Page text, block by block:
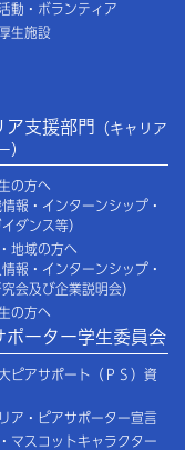
動・ボランティア
生施設
ア支援部門
（キャリア
）
の方へ
情報・インターンシップ・
ダンス等）
地域の方へ
情報・インターンシップ・
会及び企業説明会）
の方へ
ポーター学生委員会
ピアサポート（ＰＳ）資
ア・ピアサポーター宣言
マスコットキャラクター